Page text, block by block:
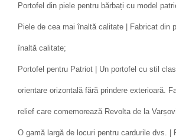
Portofel din piele pentru bărbați cu model
Piele de cea mai înaltă calitate | Fabricat din
înaltă calitate;
Portofel pentru Patriot | Un portofel cu stil
orientare orizontală fără prindere exterioară.
relief care comemorează Revolta de la
O gamă largă de locuri pentru cardurile dvs. |